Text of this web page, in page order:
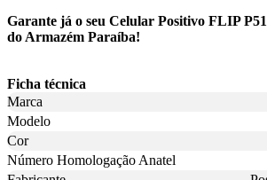
Garante já o seu Celular Positivo FLIP
do Armazém Paraíba!
Ficha técnica
Marca
Modelo
Cor
Número Homologação Anatel